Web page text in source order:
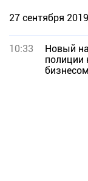
27 сентября 2019
10:33
Новый
полиции